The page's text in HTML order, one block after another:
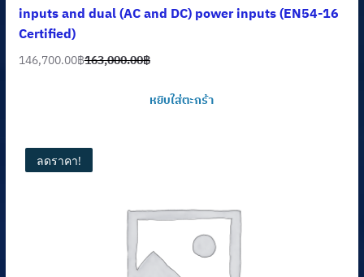
inputs and dual (AC and DC) power inputs (EN54-16
Certified)
163,000.00฿
Original
146,700.00฿
Current
หยิบใส่ตะกร้า
ลดราคา!